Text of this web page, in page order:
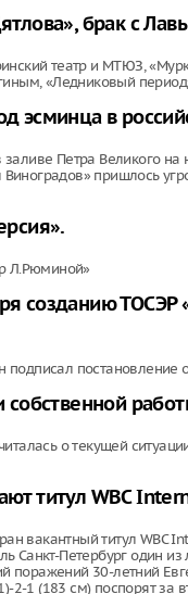
брак с
театр и МТЮЗ,
«Ледниковый
эсминца в
Петра Великого на
пришлось
Л.Рюминой»
созданию ТОСЭР
постановление
собственной
о текущей
титул WBC
вакантный титул
Санкт-Петербург один
30-летний
2-1 (183 см) поспорят